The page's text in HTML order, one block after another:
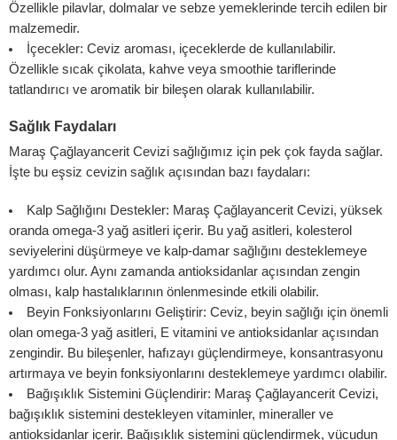
Özellikle pilavlar, dolmalar ve sebze yemeklerinde tercih edilen bir
malzemedir.
İçecekler: Ceviz aroması, içeceklerde de kullanılabilir.
Özellikle sıcak çikolata, kahve veya smoothie tariflerinde
tatlandırıcı ve aromatik bir bileşen olarak kullanılabilir.
Sağlık Faydaları
Maraş Çağlayancerit Cevizi sağlığımız için pek çok fayda sağlar.
İşte bu eşsiz cevizin sağlık açısından bazı faydaları:
Kalp Sağlığını Destekler: Maraş Çağlayancerit Cevizi, yüksek
oranda omega-3 yağ asitleri içerir. Bu yağ asitleri, kolesterol
seviyelerini düşürmeye ve kalp-damar sağlığını desteklemeye
yardımcı olur. Aynı zamanda antioksidanlar açısından zengin
olması, kalp hastalıklarının önlenmesinde etkili olabilir.
Beyin Fonksiyonlarını Geliştirir: Ceviz, beyin sağlığı için önemli
olan omega-3 yağ asitleri, E vitamini ve antioksidanlar açısından
zengindir. Bu bileşenler, hafızayı güçlendirmeye, konsantrasyonu
artırmaya ve beyin fonksiyonlarını desteklemeye yardımcı olabilir.
Bağışıklık Sistemini Güçlendirir: Maraş Çağlayancerit Cevizi,
bağışıklık sistemini destekleyen vitaminler, mineraller ve
antioksidanlar içerir. Bağışıklık sistemini güçlendirmek, vücudun